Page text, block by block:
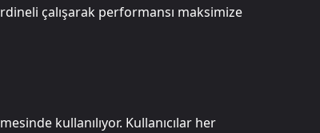
çalışarak performansı maksimize
kullanılıyor. Kullanıcılar her